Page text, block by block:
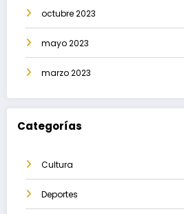
octubre 2023
mayo 2023
marzo 2023
Categorías
Cultura
Deportes